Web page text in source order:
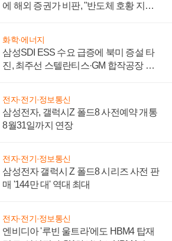
에 해외 증권가 비판, "반도체 호황 지속
화학·에너지
삼성SDI ESS 수요 급증에 북미 증설 타
진, 최주선 스텔란티스·GM 합작공장 건
전자·전기·정보통신
삼성전자, 갤럭시Z 폴드8 사전예약 개통
8월31일까지 연장
전자·전기·정보통신
삼성전자 갤럭시 Z 폴드8 시리즈 사전 판
매 '144만 대' 역대 최대
전자·전기·정보통신
엔비디아 '루빈 울트라'에도 HBM4 탑재